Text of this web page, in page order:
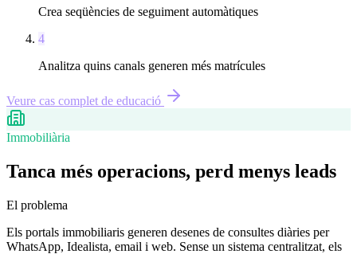
Crea seqüències de seguiment automàtiques
4
Analitza quins canals generen més matrícules
Veure cas complet de educació
Immobiliària
Tanca més operacions, perd menys leads
El problema
Els portals immobiliaris generen desenes de consultes diàries per
WhatsApp, Idealista, email i web. Sense un sistema centralitzat, els